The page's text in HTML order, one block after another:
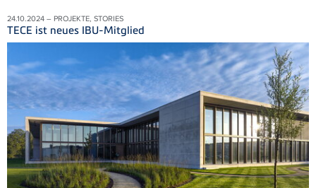
24.10.2024 – PROJEKTE, STORIES
TECE ist neues IBU-Mitglied